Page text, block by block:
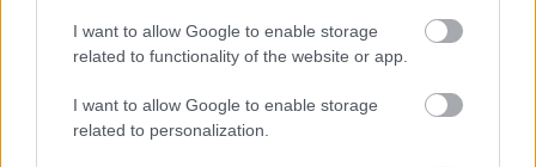
I want to allow Google to enable storage
related to functionality of the website or app.
I want to allow Google to enable storage
related to personalization.